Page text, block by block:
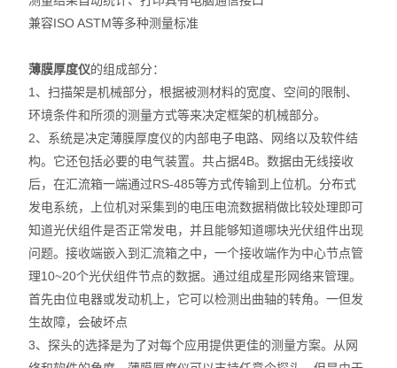
激光光散射仪
扫描电镜（SEM）
电化学工作站
X荧光光谱XRF能量色散型
分析仪器-光谱
透反射率测量仪
等离子清洗机
代理产品
光学显微镜
兼容ISO ASTM等多种测量标准
薄膜厚度仪的组成部分：
1、扫描架是机械部分，根据被测材料的宽度、空间的限制、
环境条件和所须的测量方式等来决定框架的机械部分。
2、系统是决定薄膜厚度仪的内部电子电路、网络以及软件结
构。它还包括必要的电气装置。共占据4B。数据由无线接收
后，在汇流箱一端通过RS-485等方式传输到上位机。分布式
发电系统，上位机对采集到的电压电流数据稍做比较处理即可
知道光伏组件是否正常发电，并且能够知道哪块光伏组件出现
问题。接收端嵌入到汇流箱之中，一个接收端作为中心节点管
理10~20个光伏组件节点的数据。通过组成星形网络来管理。
首先由位电器或发动机上，它可以检测出曲轴的转角。一但发
生故障，会破坏点
3、探头的选择是为了对每个应用提供更佳的测量方案。从网